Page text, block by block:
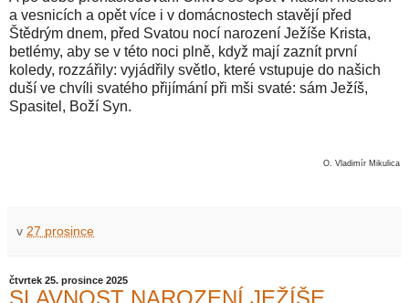
a vesnicích a opět více i v domácnostech stavějí před
Štědrým dnem, před Svatou nocí narození Ježíše Krista,
betlémy, aby se v této noci plně, když mají zaznít první
koledy, rozzářily: vyjádřily světlo, které vstupuje do našich
duší ve chvíli svatého přijímání při mši svaté: sám Ježíš,
Spasitel, Boží Syn.
O. Vladimír Mikulica
v 27 prosince
čtvrtek 25. prosince 2025
SLAVNOST NAROZENÍ JEŽÍŠE